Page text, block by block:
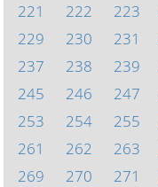
221
222 223
229
230 231
237
238 239
245
246 247
253
254 255
261
262 263
269
270 271